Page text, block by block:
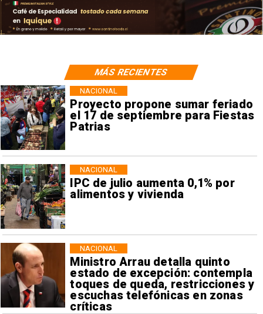
Proyecto propone sumar feriado
el 17 de septiembre para Fiestas
Patrias
NACIONAL
IPC de julio aumenta 0,1% por
alimentos y vivienda
NACIONAL
Ministro Arrau detalla quinto
estado de excepción: contempla
toques de queda, restricciones y
escuchas telefónicas en zonas
críticas
NACIONAL
MÁS RECIENTES